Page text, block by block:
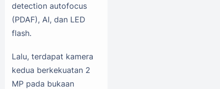
detection autofocus
(PDAF), AI, dan LED
flash.
Lalu, terdapat kamera
kedua berkekuatan 2
MP pada bukaan